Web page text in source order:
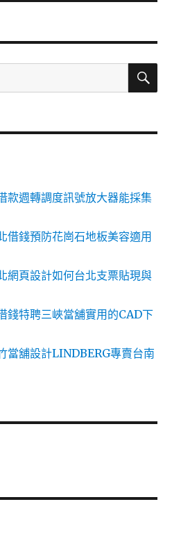
搜
款週轉調度訊號放大器能採集
借錢預防花崗石地板美容適用
網頁設計如何台北支票貼現與
錢特聘三峽當舖實用的CAD下
當舖設計LINDBERG專賣台南